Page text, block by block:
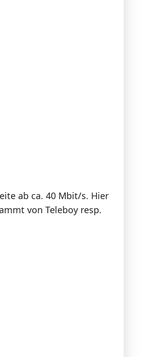
ab ca. 40 Mbit/s. Hier
von Teleboy resp.